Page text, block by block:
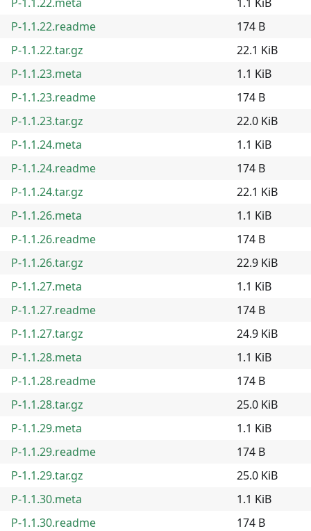
P-1.1.22.readme
174 B
P-1.1.22.tar.gz
22.1 KiB
P-1.1.23.meta
1.1 KiB
P-1.1.23.readme
174 B
P-1.1.23.tar.gz
22.0 KiB
P-1.1.24.meta
1.1 KiB
P-1.1.24.readme
174 B
P-1.1.24.tar.gz
22.1 KiB
P-1.1.26.meta
1.1 KiB
P-1.1.26.readme
174 B
P-1.1.26.tar.gz
22.9 KiB
P-1.1.27.meta
1.1 KiB
P-1.1.27.readme
174 B
P-1.1.27.tar.gz
24.9 KiB
P-1.1.28.meta
1.1 KiB
P-1.1.28.readme
174 B
P-1.1.28.tar.gz
25.0 KiB
P-1.1.29.meta
1.1 KiB
P-1.1.29.readme
174 B
P-1.1.29.tar.gz
25.0 KiB
P-1.1.30.meta
1.1 KiB
P-1.1.30.readme
174 B